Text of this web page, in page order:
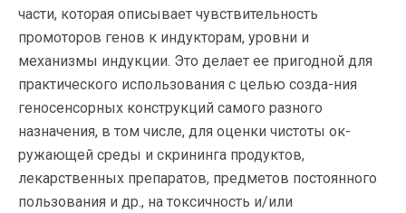
части, которая описывает чувствительность
промоторов генов к индукторам, уровни и
механизмы индукции. Это делает ее пригодной для
практического использования с целью созда-ния
геносенсорных конструкций самого разного
назначения, в том числе, для оценки чистоты ок-
ружающей среды и скрининга продуктов,
лекарственных препаратов, предметов постоянного
пользования и др., на токсичность и/или